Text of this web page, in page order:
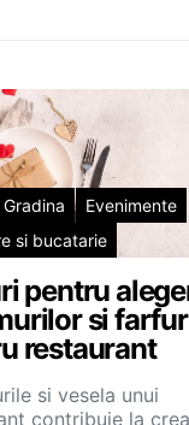
Evenimente
si bucatarie
pentru
si
restaurant
si vesela unui
contribuie la